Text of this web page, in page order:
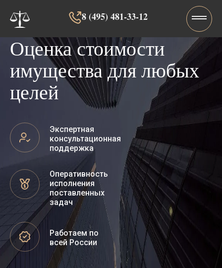
8 (495) 481-33-12‬‬
Оценка стоимости
имущества для любых
целей
Экспертная
консультационная
поддержка
Оперативность
исполнения
поставленных
задач
Работаем по
всей России